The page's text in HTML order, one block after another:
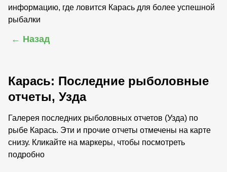
информацию, где ловится Карась для более успешной
рыбалки
← Назад
Карась: Последние рыболовные
отчеты, Узда
Галерея последних рыболовных отчетов (Узда) по
рыбе Карась. Эти и прочие отчеты отмечены на карте
снизу. Кликайте на маркеры, чтобы посмотреть
подробно